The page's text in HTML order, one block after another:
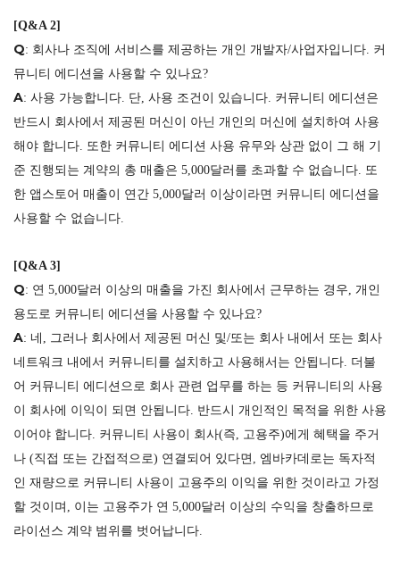
[Q&A 2]
Q: 회사나 조직에 서비스를 제공하는 개인 개발자/사업자입니다. 커
뮤니티 에디션을 사용할 수 있나요?
A: 사용 가능합니다. 단, 사용 조건이 있습니다. 커뮤니티 에디션은
반드시 회사에서 제공된 머신이 아닌 개인의 머신에 설치하여 사용
해야 합니다. 또한 커뮤니티 에디션 사용 유무와 상관 없이 그 해 기
준 진행되는 계약의 총 매출은 5,000달러를 초과할 수 없습니다. 또
한 앱스토어 매출이 연간 5,000달러 이상이라면 커뮤니티 에디션을
사용할 수 없습니다.
[Q&A 3]
Q: 연 5,000달러 이상의 매출을 가진 회사에서 근무하는 경우, 개인
용도로 커뮤니티 에디션을 사용할 수 있나요?
A: 네, 그러나 회사에서 제공된 머신 및/또는 회사 내에서 또는 회사
네트워크 내에서 커뮤니티를 설치하고 사용해서는 안됩니다. 더불
어 커뮤니티 에디션으로 회사 관련 업무를 하는 등 커뮤니티의 사용
이 회사에 이익이 되면 안됩니다. 반드시 개인적인 목적을 위한 사용
이어야 합니다. 커뮤니티 사용이 회사(즉, 고용주)에게 혜택을 주거
나 (직접 또는 간접적으로) 연결되어 있다면, 엠바카데로는 독자적
인 재량으로 커뮤니티 사용이 고용주의 이익을 위한 것이라고 가정
할 것이며, 이는 고용주가 연 5,000달러 이상의 수익을 창출하므로
라이선스 계약 범위를 벗어납니다.